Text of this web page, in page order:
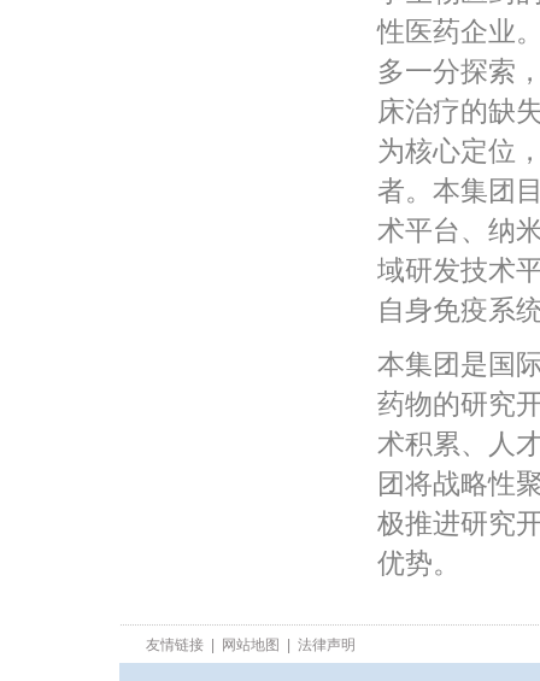
性医药企业
多一分探索
床治疗的缺
为核心定位
者。本集团
术平台、纳
域研发技术
自身免疫系
本集团是国
药物的研究
术积累、人
团将战略性
极推进研究
优势。
友情链接 网站地图 法律声明